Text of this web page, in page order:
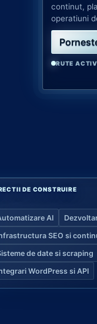
continut,
operatiuni
RUTE
DE CONSTRUIRE
AI
SEO si
de date si scraping
WordPress si API